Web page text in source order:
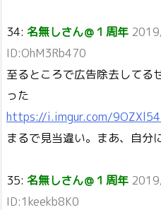
34: 名無しさん＠１周年
ID:OhM3Rb470
至るところで広告除去してる
った
https://i.imgur.com/
まるで見当違い。まあ、自分
35: 名無しさん＠１周年
ID:1keekb8K0